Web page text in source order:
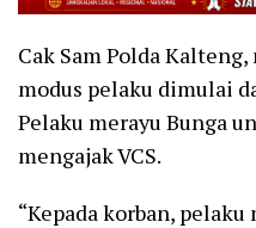
Cak Sam Polda
modus pelaku dimulai
Pelaku merayu Bunga
mengajak VCS.
“Kepada korban,